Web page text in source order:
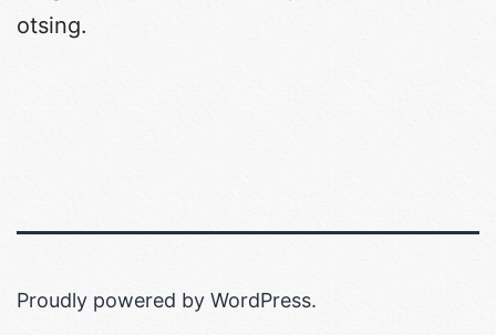
otsing.
Proudly powered by WordPress.